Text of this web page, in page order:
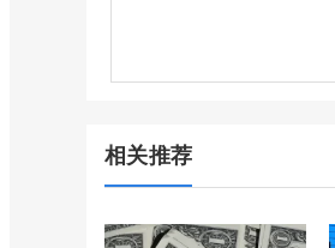
相关推荐